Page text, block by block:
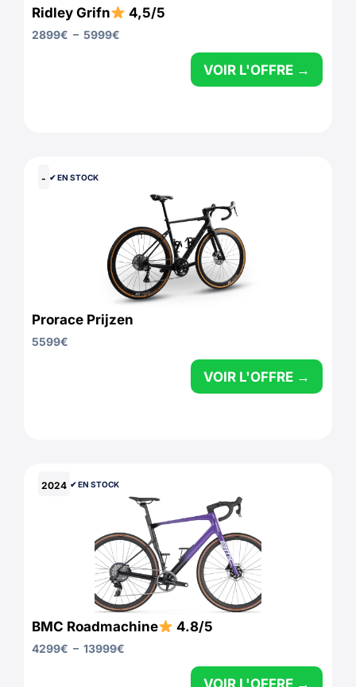
Ridley Grifn 4,5/5
2899€ – 5999€
VOIR L'OFFRE →
- ✔︎ EN STOCK
Prorace Prijzen
5599€
VOIR L'OFFRE →
2024 ✔︎ EN STOCK
BMC Roadmachine 4.8/5
4299€ – 13999€